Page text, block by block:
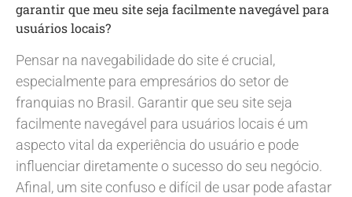
garantir que meu site seja facilmente navegável para
usuários locais?
Pensar na navegabilidade do site é crucial,
especialmente para empresários do setor de
franquias no Brasil. Garantir que seu site seja
facilmente navegável para usuários locais é um
aspecto vital da experiência do usuário e pode
influenciar diretamente o sucesso do seu negócio.
Afinal, um site confuso e difícil de usar pode afastar